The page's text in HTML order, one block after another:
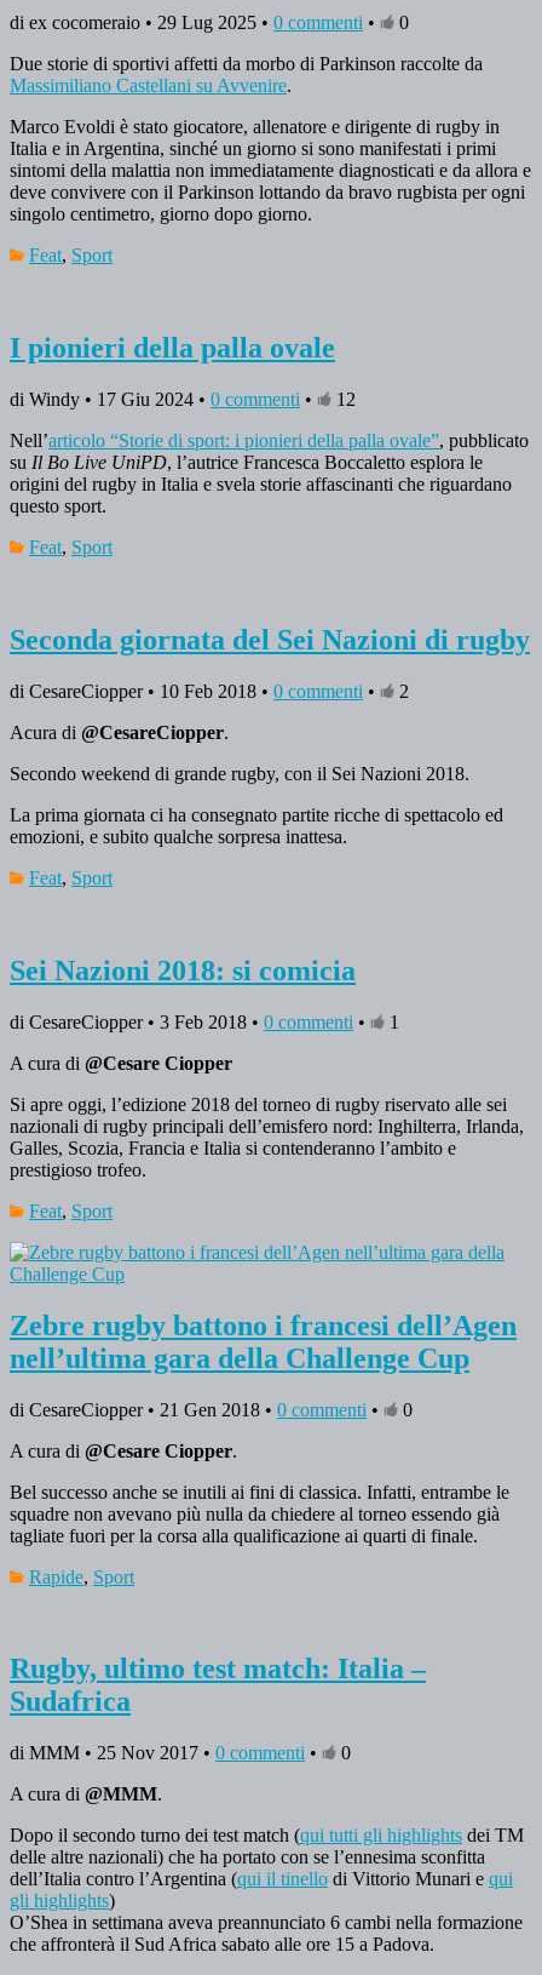
di ex cocomeraio • 29 Lug 2025 • 0 commenti •
0
Due storie di sportivi affetti da morbo di Parkinson raccolte da
Massimiliano Castellani su Avvenire.
Marco Evoldi è stato giocatore, allenatore e dirigente di rugby in
Italia e in Argentina, sinché un giorno si sono manifestati i primi
sintomi della malattia non immediatamente diagnosticati e da allora e
deve convivere con il Parkinson lottando da bravo rugbista per ogni
singolo centimetro, giorno dopo giorno.
Feat, Sport
I pionieri della palla ovale
di Windy • 17 Giu 2024 • 0 commenti •
12
Nell’articolo “Storie di sport: i pionieri della palla ovale”, pubblicato
su Il Bo Live UniPD, l’autrice Francesca Boccaletto esplora le
origini del rugby in Italia e svela storie affascinanti che riguardano
questo sport.
Feat, Sport
Seconda giornata del Sei Nazioni di rugby
di CesareCiopper • 10 Feb 2018 • 0 commenti •
2
Acura di @CesareCiopper.
Secondo weekend di grande rugby, con il Sei Nazioni 2018.
La prima giornata ci ha consegnato partite ricche di spettacolo ed
emozioni, e subito qualche sorpresa inattesa.
Feat, Sport
Sei Nazioni 2018: si comicia
di CesareCiopper • 3 Feb 2018 • 0 commenti •
1
A cura di @Cesare Ciopper
Si apre oggi, l’edizione 2018 del torneo di rugby riservato alle sei
nazionali di rugby principali dell’emisfero nord: Inghilterra, Irlanda,
Galles, Scozia, Francia e Italia si contenderanno l’ambito e
prestigioso trofeo.
Feat, Sport
Zebre rugby battono i francesi dell’Agen
nell’ultima gara della Challenge Cup
di CesareCiopper • 21 Gen 2018 • 0 commenti •
0
A cura di @Cesare Ciopper.
Bel successo anche se inutili ai fini di classica. Infatti, entrambe le
squadre non avevano più nulla da chiedere al torneo essendo già
tagliate fuori per la corsa alla qualificazione ai quarti di finale.
Rapide, Sport
Rugby, ultimo test match: Italia –
Sudafrica
di MMM • 25 Nov 2017 • 0 commenti •
0
A cura di @MMM.
Dopo il secondo turno dei test match (qui tutti gli highlights dei TM
delle altre nazionali) che ha portato con se l’ennesima sconfitta
dell’Italia contro l’Argentina (qui il tinello di Vittorio Munari e qui
gli highlights)
O’Shea in settimana aveva preannunciato 6 cambi nella formazione
che affronterà il Sud Africa sabato alle ore 15 a Padova.